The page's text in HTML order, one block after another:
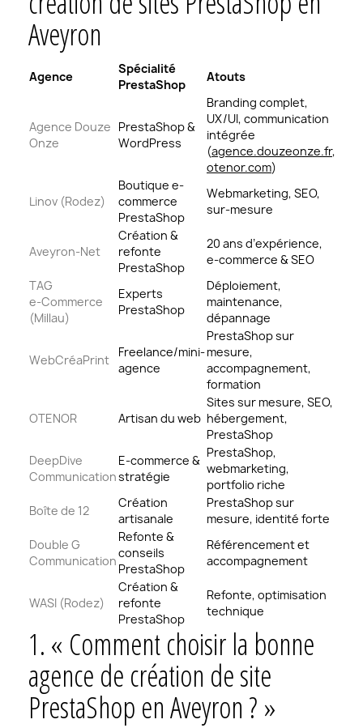
Aveyron
Agence
Spécialité
PrestaShop
Atouts
Agence Douze
Onze
PrestaShop &
WordPress
Branding complet,
UX/UI, communication
intégrée
(agence.douzeonze.fr,
otenor.com)
Linov (Rodez)
Boutique e-
commerce
PrestaShop
Webmarketing, SEO,
sur-mesure
Aveyron‑Net
Création &
refonte
PrestaShop
20 ans d’expérience,
e-commerce & SEO
TAG
e‑Commerce
(Millau)
Experts
PrestaShop
Déploiement,
maintenance,
dépannage
WebCréaPrint
Freelance/mini-
agence
PrestaShop sur
mesure,
accompagnement,
formation
OTENOR Artisan du web
Sites sur mesure, SEO,
hébergement,
PrestaShop
DeepDive
Communication
E-commerce &
stratégie
PrestaShop,
webmarketing,
portfolio riche
Boîte de 12
Création
artisanale
PrestaShop sur
mesure, identité forte
Double G
Communication
Refonte &
conseils
PrestaShop
Référencement et
accompagnement
WASI (Rodez)
Création &
refonte
PrestaShop
Refonte, optimisation
technique
1. « Comment choisir la bonne
agence de création de site
PrestaShop en Aveyron ? »